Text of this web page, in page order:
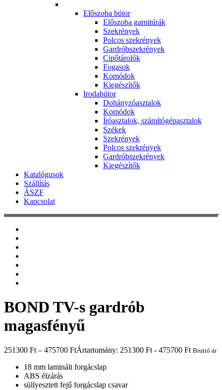
Előszoba bútor
Előszoba garnitúrák
Szekrények
Polcos szekrények
Gardróbszekrények
Cipőtárolók
Fogasok
Komódok
Kiegészítők
Irodabútor
Dohányzóasztalok
Komódok
Íróasztalok, számítógépasztalok
Székek
Szekrények
Polcos szekrények
Gardróbszekrények
Kiegészítők
Katalógusok
Szállítás
ÁSZF
Kapcsolat
BOND TV-s gardrób
magasfényű
251300 Ft – 475700 FtÁrtartomány: 251300 Ft - 475700 Ft Bruttó ár
18 mm laminált forgácslap
ABS élzárás
süllyesztett fejű forgácslap csavar